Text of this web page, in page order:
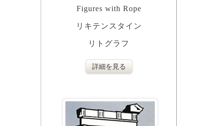
Figures with Rope
リキテンスタイン
リトグラフ
詳細を見る